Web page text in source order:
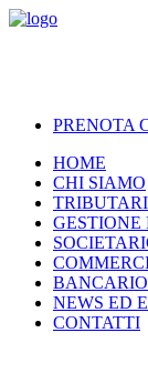
PRENOTA
HOME
CHI SIAMO
GESTIONE
NEWS ED
CONTATTI